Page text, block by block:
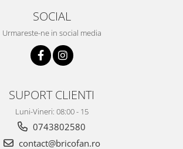
electrice
pentru plante
SOCIAL
Urmareste-ne in social media
SUPORT CLIENTI
Luni-Vineri: 08:00 - 15
0743802580
contact@bricofan.ro